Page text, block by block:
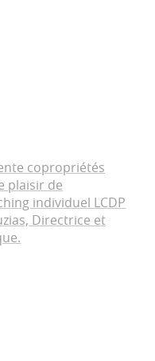
copropriétés
plaisir de
individuel LCDP
Directrice et